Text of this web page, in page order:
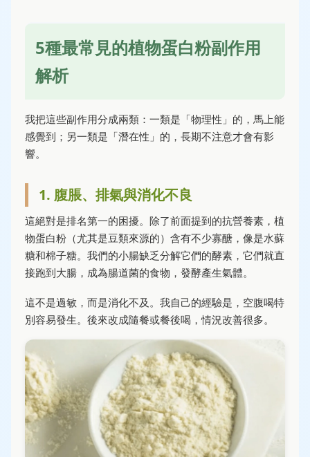
5種最常見的植物蛋白粉副作用
解析
我把這些副作用分成兩類：一類是「物理性」的，馬上能
感覺到；另一類是「潛在性」的，長期不注意才會有影
響。
1. 腹脹、排氣與消化不良
這絕對是排名第一的困擾。除了前面提到的抗營養素，植
物蛋白粉（尤其是豆類來源的）含有不少寡醣，像是水蘇
糖和棉子糖。我們的小腸缺乏分解它們的酵素，它們就直
接跑到大腸，成為腸道菌的食物，發酵產生氣體。
這不是過敏，而是消化不及。我自己的經驗是，空腹喝特
別容易發生。後來改成隨餐或餐後喝，情況改善很多。